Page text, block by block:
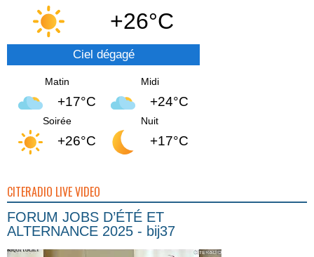
+26°C
Ciel dégagé
Matin
+17°C
Midi
+24°C
Soirée
+26°C
Nuit
+17°C
CITERADIO LIVE VIDEO
FORUM JOBS D’ÉTÉ ET
ALTERNANCE 2025 - bij37